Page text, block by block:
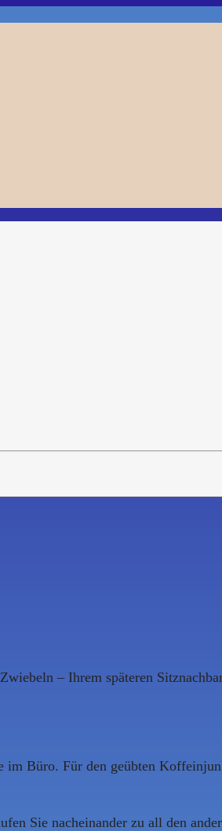
– Ihrem späteren
Büro. Für den geübten
Sie nacheinander zu all den